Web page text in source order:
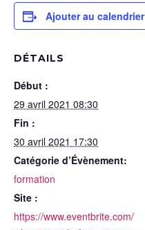
DÉTAILS
Début :
29 avril 2021 08:30
Fin :
30 avril 2021 17:30
Catégorie d’Évènement:
formation
Site :
https://www.eventbrite.com/
Ajouter au calendrier